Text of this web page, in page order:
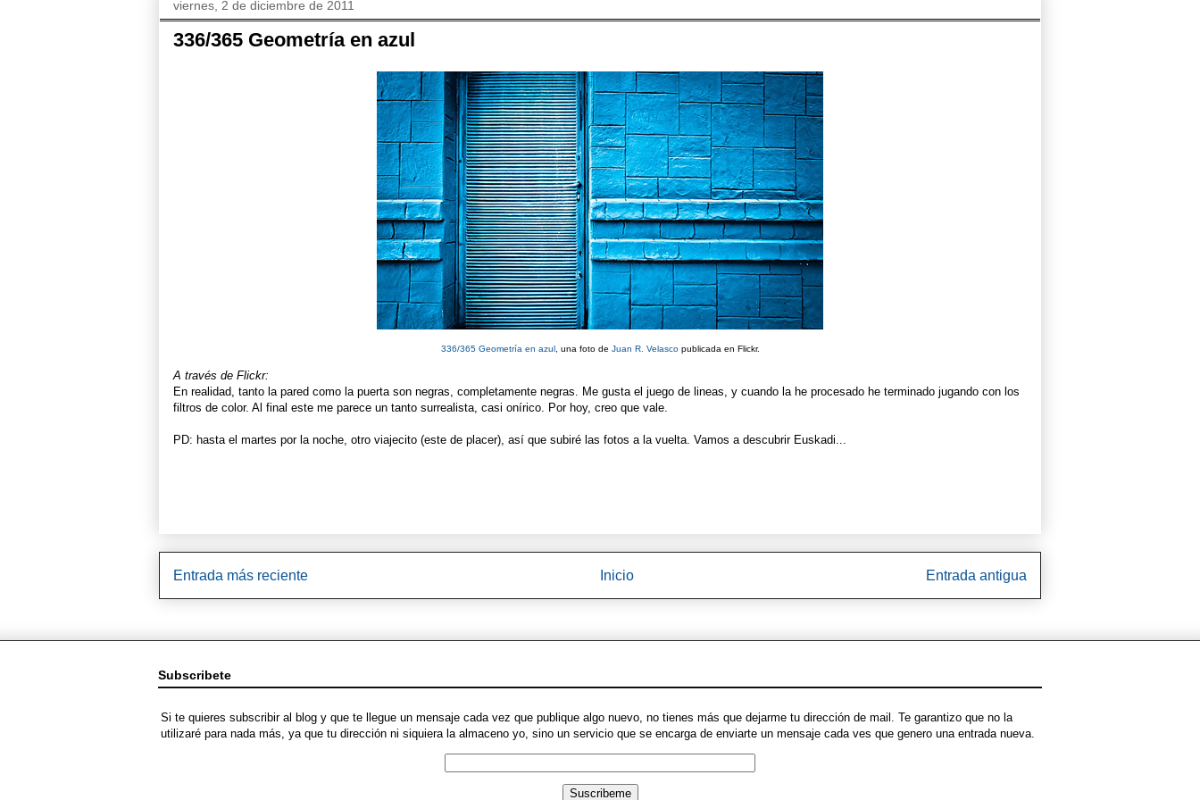
viernes, 2 de diciembre de 2011
336/365 Geometría en azul
336/365 Geometría en azul, una foto de Juan R. Velascopublicada en Flickr.
A través de Flickr:
En realidad, tanto la pared como la puerta son negras, completamente negras. Me gusta el juego de lineas, y cuando la he procesado he terminado jugando con los
filtros de color. Al final este me parece un tanto surrealista, casi onírico. Por hoy, creo que vale.
PD: hasta el martes por la noche, otro viajecito (este de placer), así que subiré las fotos a la vuelta. Vamos a descubrir Euskadi...
Entrada más reciente Entrada antigua
Inicio
Subscribete
Si te quieres subscribir al blog y que te llegue un mensaje cada vez que publique algo nuevo, no tienes más que dejarme tu dirección de mail. Te garantizo que no la
utilizaré para nada más, ya que tu dirección ni siquiera la almaceno yo, sino un servicio que se encarga de enviarte un mensaje cada ves que genero una entrada nueva.